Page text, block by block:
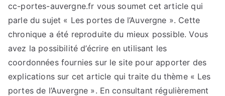
cc-portes-auvergne.fr vous soumet cet article qui
parle du sujet « Les portes de l’Auvergne ». Cette
chronique a été reproduite du mieux possible. Vous
avez la possibilité d’écrire en utilisant les
coordonnées fournies sur le site pour apporter des
explications sur cet article qui traite du thème « Les
portes de l’Auvergne ». En consultant régulièrement